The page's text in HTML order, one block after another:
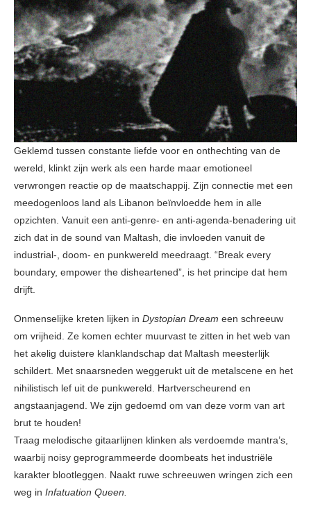
Geklemd tussen constante liefde voor en onthechting van de
wereld, klinkt zijn werk als een harde maar emotioneel
verwrongen reactie op de maatschappij. Zijn connectie met een
meedogenloos land als Libanon beïnvloedde hem in alle
opzichten. Vanuit een anti-genre- en anti-agenda-benadering uit
zich dat in de sound van Maltash, die invloeden vanuit de
industrial-, doom- en punkwereld meedraagt. “Break every
boundary, empower the disheartened”, is het principe dat hem
drijft.
Onmenselijke kreten lijken in Dystopian Dream een schreeuw
om vrijheid. Ze komen echter muurvast te zitten in het web van
het akelig duistere klanklandschap dat Maltash meesterlijk
schildert. Met snaarsneden weggerukt uit de metalscene en het
nihilistisch lef uit de punkwereld. Hartverscheurend en
angstaanjagend. We zijn gedoemd om van deze vorm van art
brut te houden!
Traag melodische gitaarlijnen klinken als verdoemde mantra’s,
waarbij noisy geprogrammeerde doombeats het industriële
karakter blootleggen. Naakt ruwe schreeuwen wringen zich een
weg in Infatuation Queen.